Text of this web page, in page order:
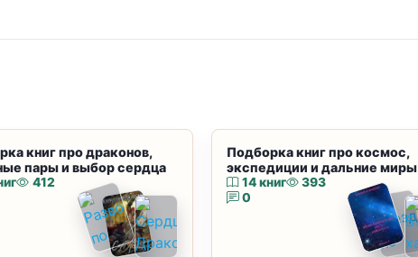
книг про драконов,
пары и выбор сердца
412
Подборка книг про космос,
экспедиции и дальние миры
14 книг
393
0